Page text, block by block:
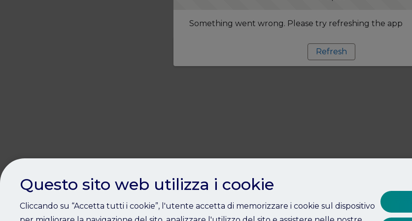
Something went wrong. Please try refreshing the app
Refresh
Questo sito web utilizza i cookie
Cliccando su “Accetta tutti i cookie”, l'utente accetta di memorizzare i cookie sul dispositivo